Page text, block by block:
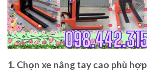
1. Chọn xe nâng tay cao phù hợp